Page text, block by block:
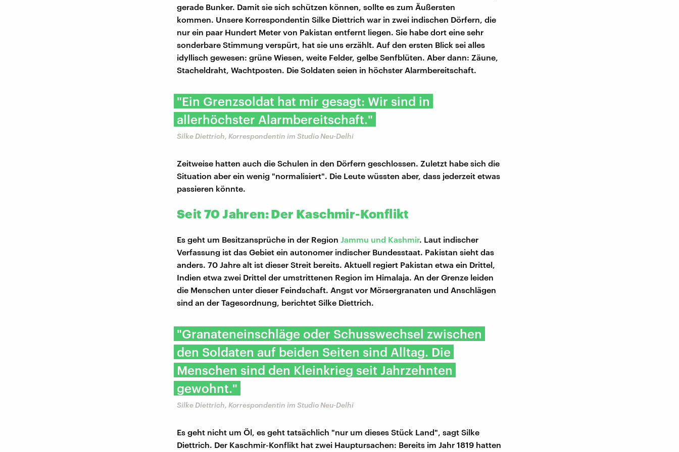
gerade Bunker. Damit sie sich schützen können, sollte es zum Äußersten
kommen. Unsere Korrespondentin Silke Diettrich war in zwei indischen Dörfern, die
nur ein paar Hundert Meter von Pakistan entfernt liegen. Sie habe dort eine sehr
sonderbare Stimmung verspürt, hat sie uns erzählt. Auf den ersten Blick sei alles
idyllisch gewesen: grüne Wiesen, weite Felder, gelbe Senfblüten. Aber dann: Zäune,
Stacheldraht, Wachtposten. Die Soldaten seien in höchster Alarmbereitschaft.
"Ein Grenzsoldat hat mir gesagt: Wir sind in
allerhöchster Alarmbereitschaft."
Silke Diettrich, Korrespondentin im Studio Neu-Delhi
Zeitweise hatten auch die Schulen in den Dörfern geschlossen. Zuletzt habe sich die
Situation aber ein wenig "normalisiert". Die Leute wüssten aber, dass jederzeit etwas
passieren könnte.
Seit 70 Jahren: Der Kaschmir-Konflikt
Es geht um Besitzansprüche in der Region Jammu und Kashmir. Laut indischer
Verfassung ist das Gebiet ein autonomer indischer Bundesstaat. Pakistan sieht das
anders. 70 Jahre alt ist dieser Streit bereits. Aktuell regiert Pakistan etwa ein Drittel,
Indien etwa zwei Drittel der umstrittenen Region im Himalaja. An der Grenze leiden
die Menschen unter dieser Feindschaft. Angst vor Mörsergranaten und Anschlägen
sind an der Tagesordnung, berichtet Silke Diettrich.
"Granateneinschläge oder Schusswechsel zwischen
den Soldaten auf beiden Seiten sind Alltag. Die
Menschen sind den Kleinkrieg seit Jahrzehnten
gewohnt."
Silke Diettrich, Korrespondentin im Studio Neu-Delhi
Es geht nicht um Öl, es geht tatsächlich "nur um dieses Stück Land", sagt Silke
Diettrich. Der Kaschmir-Konflikt hat zwei Hauptursachen: Bereits im Jahr 1819 hatten